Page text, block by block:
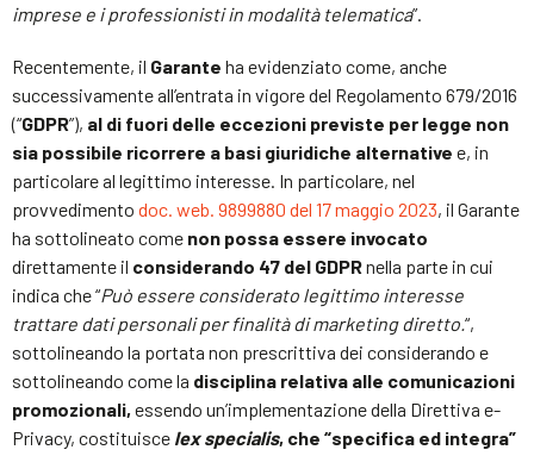
imprese e i professionisti in modalità telematica”.
Recentemente, il Garante ha evidenziato come, anche
successivamente all’entrata in vigore del Regolamento 679/2016
(“GDPR”), al di fuori delle eccezioni previste per legge non
sia possibile ricorrere a basi giuridiche alternative e, in
particolare al legittimo interesse. In particolare, nel
provvedimento doc. web. 9899880 del 17 maggio 2023, il Garante
ha sottolineato come non possa essere invocato
direttamente il considerando 47 del GDPRnella parte in cui
indica che “Può essere considerato legittimo interesse
trattare dati personali per finalità di marketing diretto. “,
sottolineando la portata non prescrittiva dei considerando e
sottolineando come la disciplina relativa alle comunicazioni
promozionali, essendo un’implementazione della Direttiva e-
Privacy, costituisce lex specialis, che “specifica ed integra”